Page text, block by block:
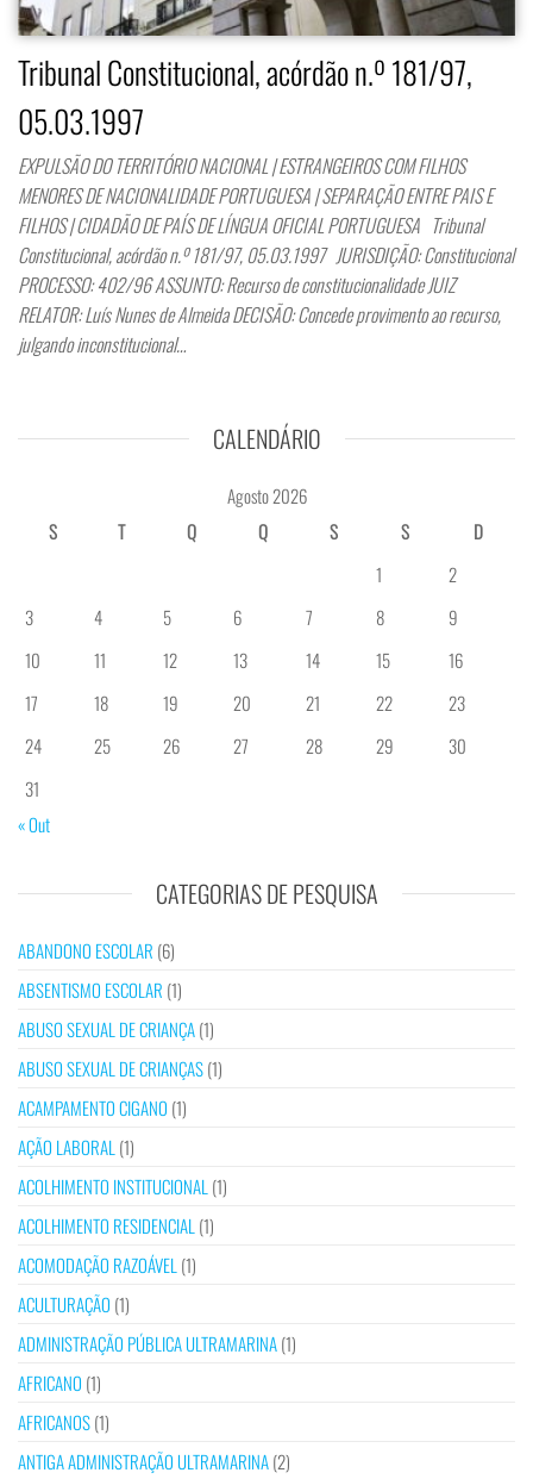
Tribunal Constitucional, acórdão n.º 181/97,
05.03.1997
EXPULSÃO DO TERRITÓRIO NACIONAL | ESTRANGEIROS COM FILHOS
MENORES DE NACIONALIDADE PORTUGUESA | SEPARAÇÃO ENTRE PAIS E
FILHOS | CIDADÃO DE PAÍS DE LÍNGUA OFICIAL PORTUGUESA Tribunal
Constitucional, acórdão n.º 181/97, 05.03.1997 JURISDIÇÃO: Constitucional
PROCESSO: 402/96 ASSUNTO: Recurso de constitucionalidade JUIZ
RELATOR: Luís Nunes de Almeida DECISÃO: Concede provimento ao recurso,
julgando inconstitucional…
CALENDÁRIO
Agosto 2026
S
T Q Q S S
D
1
2
3
4 5 6 7 8
9
10
11 12 13 14 15
16
17
18 19 20 21 22
23
24
25 26 27 28 29
30
31
« Out
CATEGORIAS DE PESQUISA
ABANDONO ESCOLAR (6)
ABSENTISMO ESCOLAR (1)
ABUSO SEXUAL DE CRIANÇA(1)
ABUSO SEXUAL DE CRIANÇAS(1)
ACAMPAMENTO CIGANO (1)
AÇÃO LABORAL(1)
ACOLHIMENTO INSTITUCIONAL(1)
ACOLHIMENTO RESIDENCIAL(1)
ACOMODAÇÃO RAZOÁVEL(1)
ACULTURAÇÃO (1)
ADMINISTRAÇÃO PÚBLICA ULTRAMARINA(1)
AFRICANO (1)
AFRICANOS(1)
ANTIGA ADMINISTRAÇÃO ULTRAMARINA(2)